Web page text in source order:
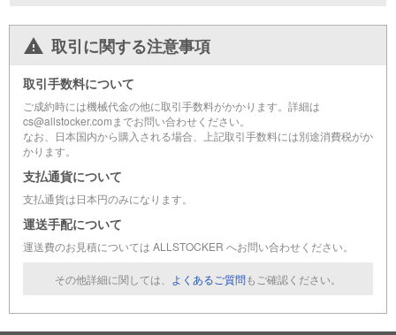
取引に関する注意事項
取引手数料について
ご成約時には機械代金の他に取引手数料がかかります。詳細は
cs@allstocker.comまでお問い合わせください。
なお、日本国内から購入される場合、上記取引手数料には別途消費税がか
かります。
支払通貨について
支払通貨は日本円のみになります。
運送手配について
運送費のお見積については ALLSTOCKER へお問い合わせください。
その他詳細に関しては、 よくあるご質問もご確認ください。